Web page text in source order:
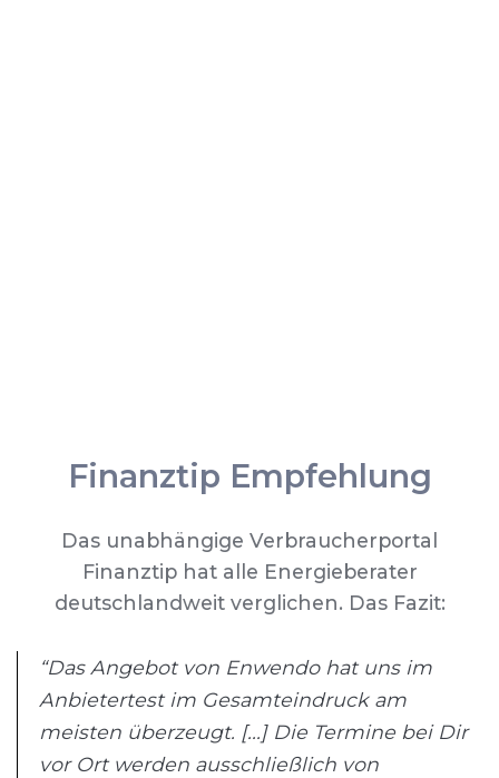
Finanztip Empfehlung
Das unabhängige Verbraucherportal
Finanztip hat alle Energieberater
deutschlandweit verglichen. Das Fazit:
“Das Angebot von Enwendo hat uns im
Anbietertest im Gesamteindruck am
meisten überzeugt. [...] Die Termine bei Dir
vor Ort werden ausschließlich von